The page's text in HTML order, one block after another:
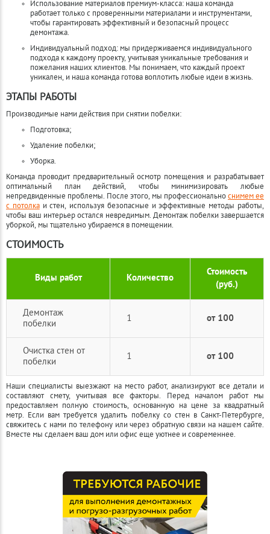
Использование материалов премиум-класса: наша команда
работает только с проверенными материалами и инструментами,
чтобы гарантировать эффективный и безопасный процесс
демонтажа.
Индивидуальный подход: мы придерживаемся индивидуального
подхода к каждому проекту, учитывая уникальные требования и
пожелания наших клиентов. Мы понимаем, что каждый проект
уникален, и наша команда готова воплотить любые идеи в жизнь.
ЭТАПЫ РАБОТЫ
Производимые нами действия при снятии побелки:
Подготовка;
Удаление побелки;
Уборка.
Команда проводит предварительный осмотр помещения и разрабатывает
оптимальный план действий, чтобы минимизировать любые
непредвиденные проблемы. После этого, мы профессионально снимем ее
с потолкаи стен, используя безопасные и эффективные методы работы,
чтобы ваш интерьер остался невредимым. Демонтаж побелки завершается
уборкой, мы тщательно убираемся в помещении.
СТОИМОСТЬ
Виды работ Количество
Стоимость
(руб.)
Демонтаж
побелки
1 от 100
Очистка стен от
побелки
1 от 100
Наши специалисты выезжают на место работ, анализируют все детали и
составляют смету, учитывая все факторы. Перед началом работ мы
предоставляем полную стоимость, основанную на цене за квадратный
метр. Если вам требуется удалить побелку со стен в Санкт-Петербурге,
свяжитесь с нами по телефону или через обратную связи на нашем сайте.
Вместе мы сделаем ваш дом или офис еще уютнее и современнее.